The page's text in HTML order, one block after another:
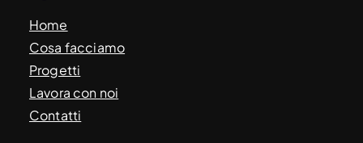
Home
Cosa facciamo
Progetti
Lavora con noi
Contatti